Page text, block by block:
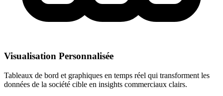
Visualisation Personnalisée
Tableaux de bord et graphiques en temps réel qui transforment les
données de la société cible en insights commerciaux clairs.